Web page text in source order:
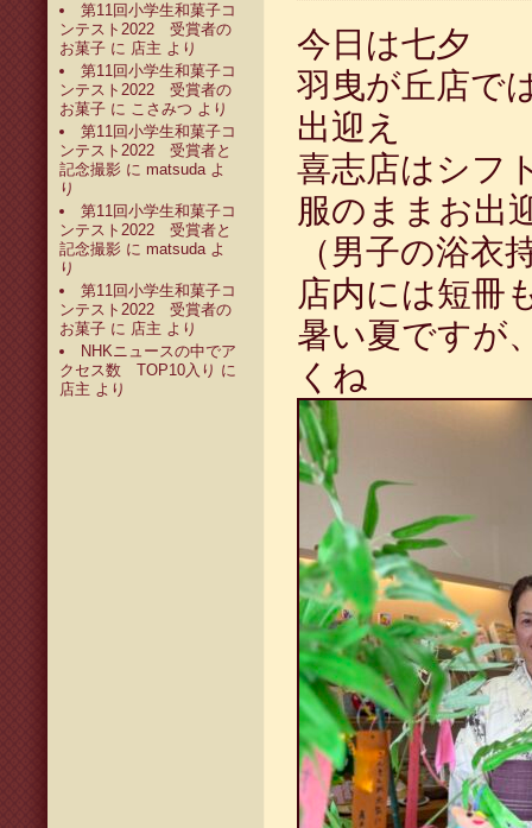
第11回小学生和菓子コ
ンテスト2022 受賞者の
お菓子 に 店主 より
第11回小学生和菓子コ
ンテスト2022 受賞者の
お菓子 に こさみつ より
第11回小学生和菓子コ
ンテスト2022 受賞者と
記念撮影 に matsudaよ
り
第11回小学生和菓子コ
ンテスト2022 受賞者と
記念撮影 に matsudaよ
り
第11回小学生和菓子コ
ンテスト2022 受賞者の
お菓子 に 店主 より
NHKニュースの中でア
クセス数 TOP10入り に
店主 より
今日は七夕
羽曳が丘店で
出迎え
喜志店はシフ
服のままお出
（男子の浴衣
店内には短冊
暑い夏ですが
くね